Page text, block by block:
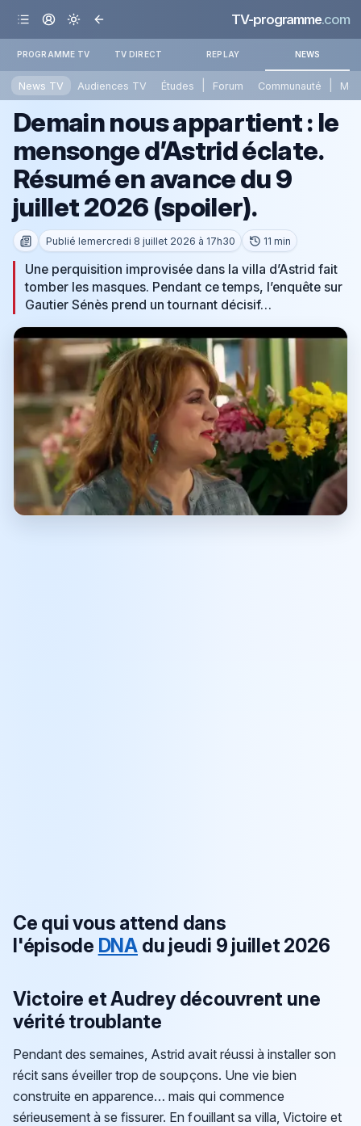
TV-programme.com
PROGRAMME TV TV DIRECT REPLAY NEWS
News TV Audiences TV Études Forum Communauté
Demain nous appartient : le
mensonge d’Astrid éclate.
Résumé en avance du 9
juillet 2026 (spoiler).
Publié lemercredi 8 juillet 2026 à 17h30 11 min
Une perquisition improvisée dans la villa d’Astrid fait
tomber les masques. Pendant ce temps, l’enquête sur
Gautier Sénès prend un tournant décisif…
Ce qui vous attend dans
l'épisode DNAdu jeudi 9 juillet 2026
Victoire et Audrey découvrent une
vérité troublante
Pendant des semaines, Astrid avait réussi à installer son
récit sans éveiller trop de soupçons. Une vie bien
construite en apparence… mais qui commence
sérieusement à se fissurer. En fouillant sa villa, Victoire et